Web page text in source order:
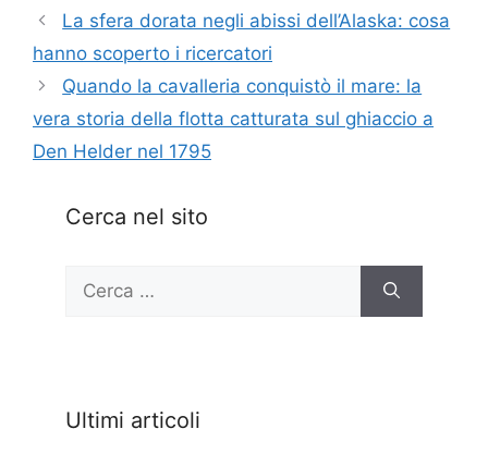
La sfera dorata negli abissi dell’Alaska: cosa
hanno scoperto i ricercatori
Quando la cavalleria conquistò il mare: la
vera storia della flotta catturata sul ghiaccio a
Den Helder nel 1795
Cerca nel sito
per:
Ultimi articoli